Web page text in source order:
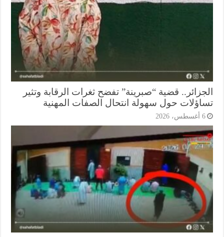
قضية “صبرينة” تفضح ثغرات الرقابة وتثير
حول سهولة انتحال الصفات المهنية